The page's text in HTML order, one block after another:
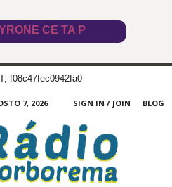
f08c47fec0942fa0
7, 2026 SIGN IN / JOIN BLOG